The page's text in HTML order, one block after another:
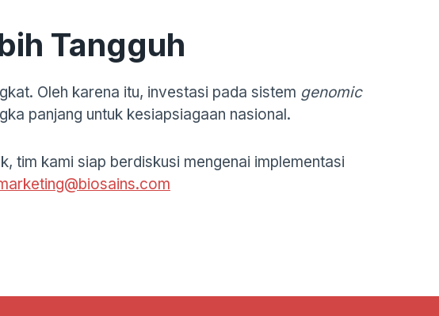
Tangguh
Oleh karena itu, investasi pada sistem genomic
panjang untuk kesiapsiagaan nasional.
tim kami siap berdiskusi mengenai implementasi